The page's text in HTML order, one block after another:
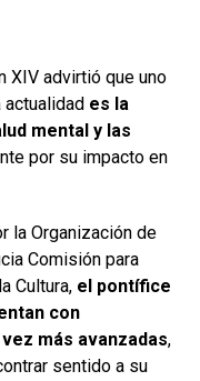
XIV advirtió que uno
es la
mental y las
por su impacto en
la Organización de
Comisión para
Cultura, el pontífice
con
más avanzadas,
sentido a su